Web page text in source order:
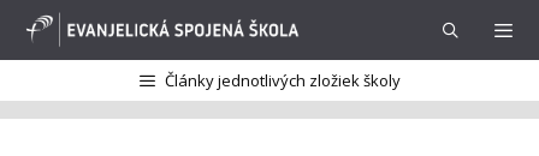
Preskočiť
Články jednotlivých zložiek školy